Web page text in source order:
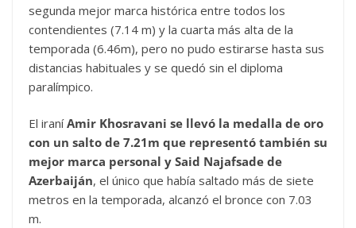
segunda mejor marca histórica entre todos los
contendientes (7.14 m) y la cuarta más alta de la
temporada (6.46m), pero no pudo estirarse hasta sus
distancias habituales y se quedó sin el diploma
paralímpico.
El iraníAmir Khosravani se llevó la medalla de oro
con un salto de 7.21m que representó también su
mejor marca personal y Said Najafsade de
Azerbaiján, el único que había saltado más de siete
metros en la temporada, alcanzó el bronce con 7.03
m.